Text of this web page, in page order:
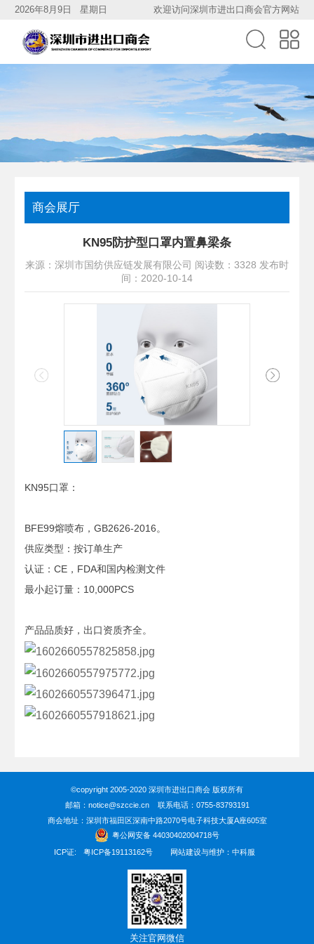
2026年8月9日 星期日 欢迎访问深圳市进出口商会官方网站
商会展厅
KN95防护型口罩内置鼻梁条
来源： 深圳市国纺供应链发展有限公司 阅读数：3328 发布时
间：2020-10-14
KN95口罩：
BFE99熔喷布，GB2626-2016。
供应类型：按订单生产
认证：CE，FDA和国内检测文件
最小起订量：10,000PCS
产品品质好，出口资质齐全。
©copyright 2005-2020 深圳市进出口商会 版权所有
邮箱：notice@szccie.cn 联系电话：0755-83793191
商会地址：深圳市福田区深南中路2070号电子科技大厦A座605室
粤公网安备 44030402004718号
ICP证:
粤ICP备19113162号 网站建设与维护：中科服
关注官网微信